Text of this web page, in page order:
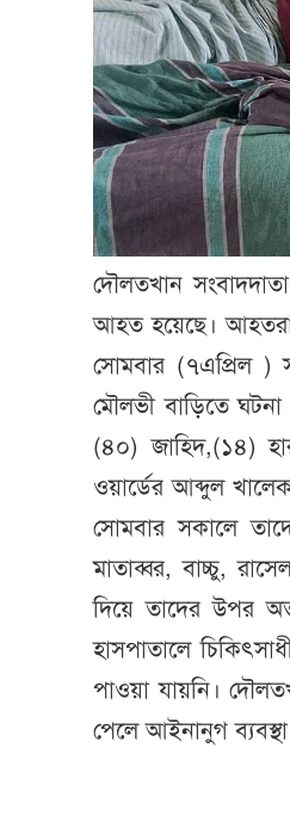
দৌলতখান
আহত হয়েছে। আহতরা
সোমবার (৭এপ্রিল )
মৌলভী বাড়িতে
(৪০) জাহিদ,(১৪)
ওয়ার্ডের আব্দুল
সোমবার সকালে
মাতাব্বর, বাচ্চু,
দিয়ে তাদের উপর
হাসপাতালে
পাওয়া যায়নি।
পেলে আইনানুগ